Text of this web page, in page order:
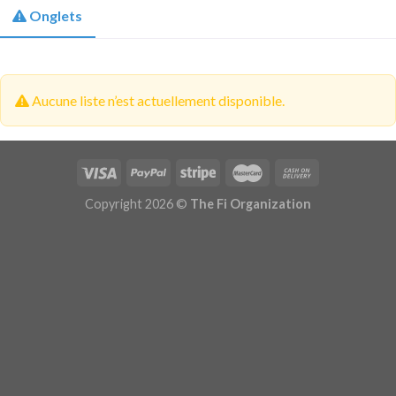
Onglets
Aucune liste n’est actuellement disponible.
Copyright 2026 © The Fi Organization